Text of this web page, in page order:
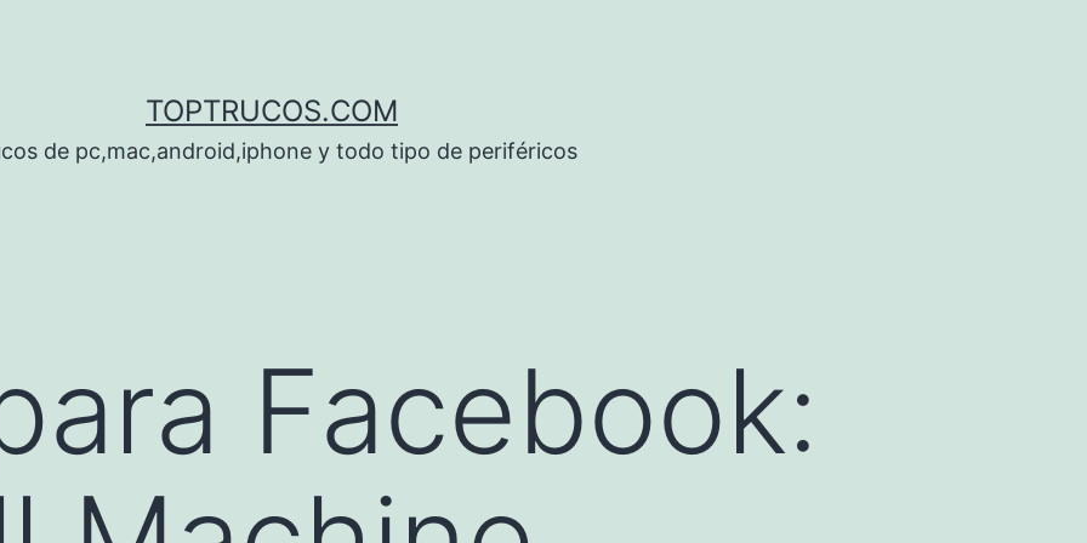
TOPTRUCOS.COM
de pc,mac,android,iphone y todo tipo de periféricos
Facebook: